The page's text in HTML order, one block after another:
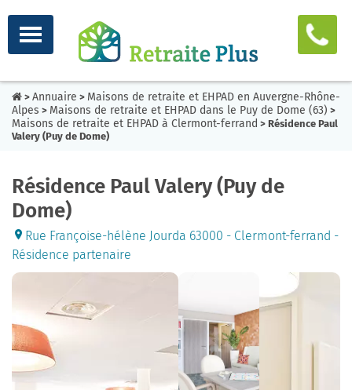
> Annuaire > Maisons de retraite et EHPAD en Auvergne-Rhône-
Alpes > Maisons de retraite et EHPAD dans le Puy de Dome (63) >
Maisons de retraite et EHPAD à Clermont-ferrand > Résidence Paul
Valery (Puy de Dome)
Résidence Paul Valery (Puy de
Dome)
Rue Françoise-hélène Jourda 63000 - Clermont-ferrand -
Résidence partenaire